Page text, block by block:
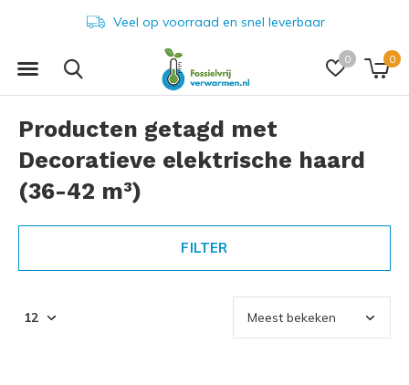
0 0
Veel op voorraad en snel leverbaar
Producten getagd met
Decoratieve elektrische haard
(36-42 m³)
FILTER